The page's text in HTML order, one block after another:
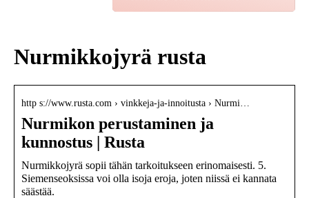
Nurmikkojyrä rusta
http s://www.rusta.com › vinkkeja-ja-innoitusta › Nurmi…
Nurmikon perustaminen ja
kunnostus | Rusta
Nurmikkojyrä sopii tähän tarkoitukseen erinomaisesti. 5.
Siemenseoksissa voi olla isoja eroja, joten niissä ei kannata
säästää.